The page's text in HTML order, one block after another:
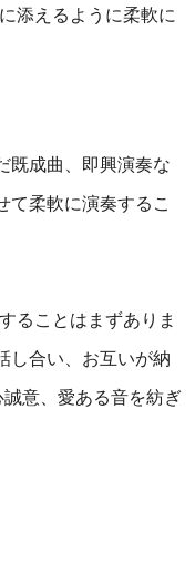
添えるように柔軟に
既成曲、即興演奏な
て柔軟に演奏するこ
ることはまずありま
し合い、お互いが納
意、愛ある音を紡ぎ